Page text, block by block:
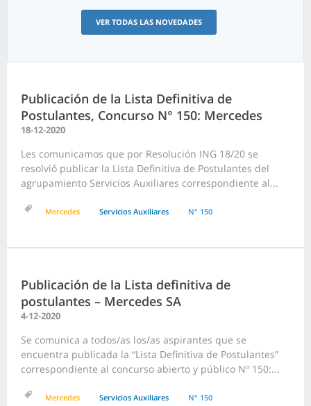
VER TODAS LAS NOVEDADES
Publicación de la Lista Definitiva de
Postulantes, Concurso N° 150: Mercedes
18-12-2020
Les comunicamos que por Resolución ING 18/20 se
resolvió publicar la Lista Definitiva de Postulantes del
agrupamiento Servicios Auxiliares correspondiente al...
Mercedes Servicios Auxiliares N° 150
Publicación de la Lista definitiva de
postulantes – Mercedes SA
4-12-2020
Se comunica a todos/as los/as aspirantes que se
encuentra publicada la “Lista Definitiva de Postulantes”
correspondiente al concurso abierto y público Nº 150:...
Mercedes Servicios Auxiliares N° 150